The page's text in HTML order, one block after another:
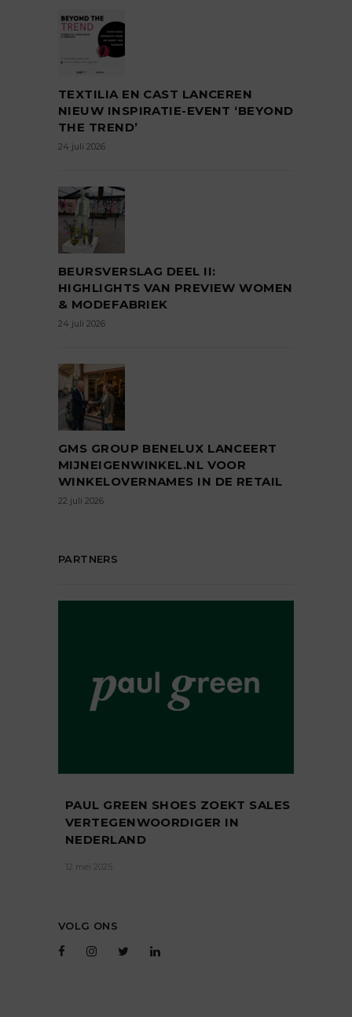
TEXTILIA EN CAST LANCEREN
NIEUW INSPIRATIE-EVENT ‘BEYOND
THE TREND’
24 juli 2026
BEURSVERSLAG DEEL II:
HIGHLIGHTS VAN PREVIEW WOMEN
& MODEFABRIEK
24 juli 2026
GMS GROUP BENELUX LANCEERT
MIJNEIGENWINKEL.NL VOOR
WINKELOVERNAMES IN DE RETAIL
22 juli 2026
PARTNERS
PAUL GREEN SHOES ZOEKT SALES
VERTEGENWOORDIGER IN
NEDERLAND
12 mei 2025
VOLG ONS